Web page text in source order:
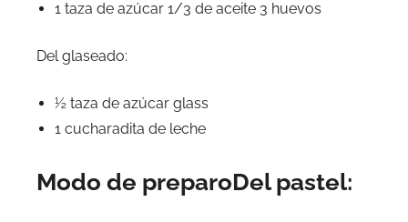
1 taza de azúcar 1/3 de aceite 3 huevos
Del glaseado:
½ taza de azúcar glass
1 cucharadita de leche
Modo de preparoDel pastel: